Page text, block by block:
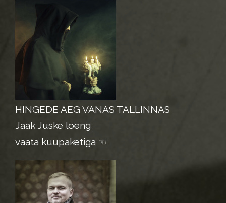
HINGEDE AEG VANAS TALLINNAS
Jaak Juske loeng
vaata kuupaketiga ☜